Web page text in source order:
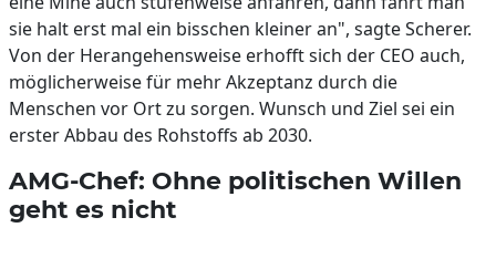
sie halt erst mal ein bisschen kleiner an", sagte Scherer.
Von der Herangehensweise erhofft sich der CEO auch,
möglicherweise für mehr Akzeptanz durch die
Menschen vor Ort zu sorgen. Wunsch und Ziel sei ein
erster Abbau des Rohstoffs ab 2030.
AMG-Chef: Ohne politischen Willen
geht es nicht